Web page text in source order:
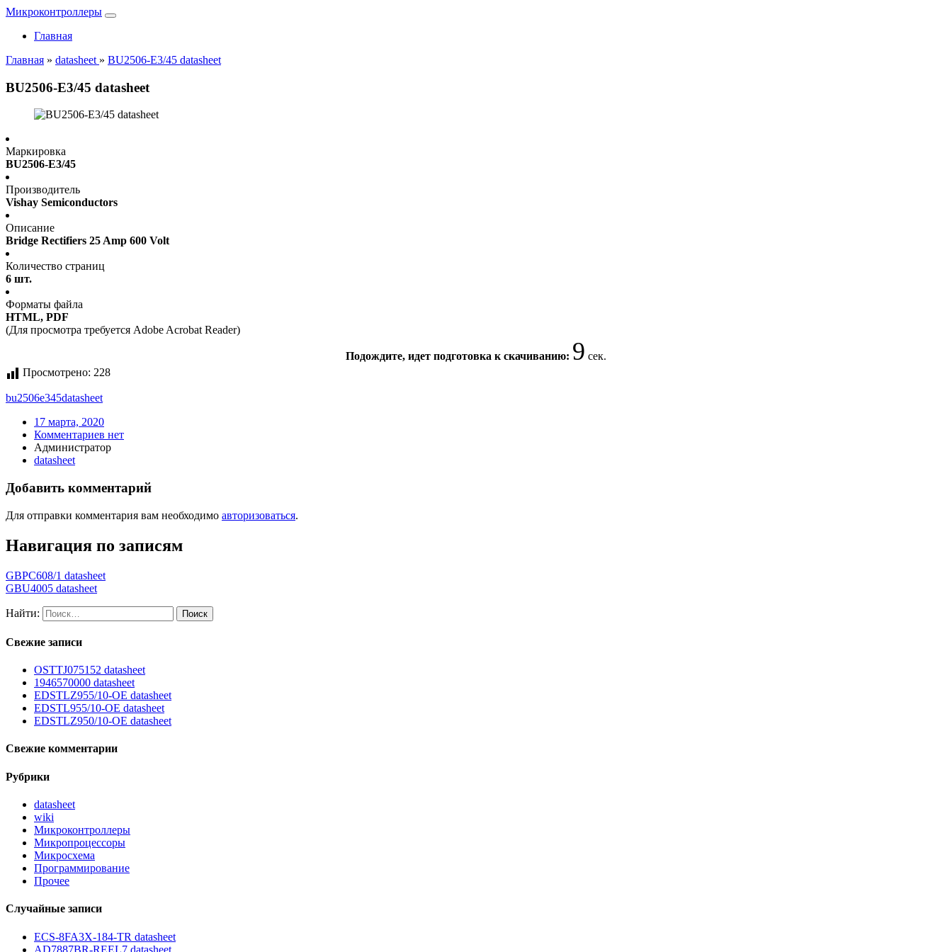
Микроконтроллеры
Главная
Главная » datasheet » BU2506-E3/45 datasheet
BU2506-E3/45 datasheet
Маркировка
BU2506-E3/45
Производитель
Vishay Semiconductors
Описание
Bridge Rectifiers 25 Amp 600 Volt
Количество страниц
6 шт.
Форматы файла
HTML, PDF
(Для просмотра требуется Adobe Acrobat Reader)
Подождите, идет подготовка к скачиванию: 9 сек.
Просмотрено: 228
bu2506e345datasheet
17 марта, 2020
Комментариев нет
Администратор
datasheet
Добавить комментарий
Для отправки комментария вам необходимо авторизоваться.
Навигация по записям
GBPC608/1 datasheet
GBU4005 datasheet
Найти:
Свежие записи
OSTTJ075152 datasheet
1946570000 datasheet
EDSTLZ955/10-OE datasheet
EDSTL955/10-OE datasheet
EDSTLZ950/10-OE datasheet
Свежие комментарии
Рубрики
datasheet
wiki
Микроконтроллеры
Микропроцессоры
Микросхема
Программирование
Прочее
Случайные записи
ECS-8FA3X-184-TR datasheet
AD7887BR-REEL7 datasheet